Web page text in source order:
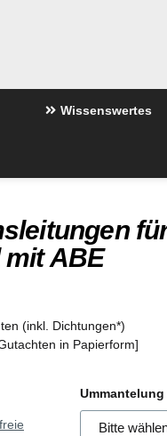
Wissenswertes
ABE
(inkl. Dichtungen*)
in Papierform]
Ummantelung
Bitte